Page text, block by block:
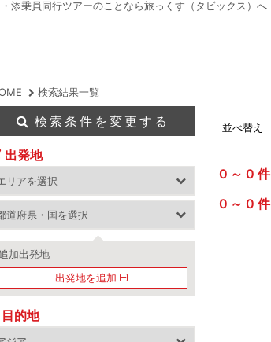
添乗員同行ツアーのことなら旅っくす（タビックス）へ
検索結果一覧
並べ替え
0 0 件
0 0 件
検索条件を変更する
出発地
加出発地
出発地を追加
目的地